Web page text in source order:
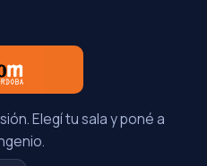
Elegí tu sala y poné a